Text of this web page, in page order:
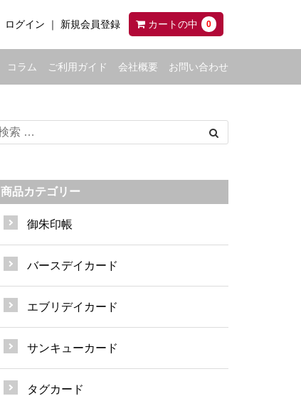
ログイン 新規会員登録 カートの中 0
コラム ご利用ガイド 会社概要 お問い合わせ
商品カテゴリー
御朱印帳
バースデイカード
エブリデイカード
サンキューカード
タグカード